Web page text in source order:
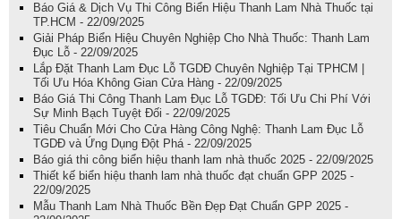
Báo Giá & Dịch Vụ Thi Công Biển Hiệu Thanh Lam Nhà Thuốc tại
TP.HCM - 22/09/2025
Giải Pháp Biển Hiệu Chuyên Nghiệp Cho Nhà Thuốc: Thanh Lam
Đục Lỗ - 22/09/2025
Lắp Đặt Thanh Lam Đục Lỗ TGDĐ Chuyên Nghiệp Tại TPHCM |
Tối Ưu Hóa Không Gian Cửa Hàng - 22/09/2025
Báo Giá Thi Công Thanh Lam Đục Lỗ TGDĐ: Tối Ưu Chi Phí Với
Sự Minh Bạch Tuyệt Đối - 22/09/2025
Tiêu Chuẩn Mới Cho Cửa Hàng Công Nghệ: Thanh Lam Đục Lỗ
TGDĐ và Ứng Dụng Đột Phá - 22/09/2025
Báo giá thi công biển hiệu thanh lam nhà thuốc 2025 - 22/09/2025
Thiết kế biển hiệu thanh lam nhà thuốc đạt chuẩn GPP 2025 -
22/09/2025
Mẫu Thanh Lam Nhà Thuốc Bền Đẹp Đạt Chuẩn GPP 2025 -